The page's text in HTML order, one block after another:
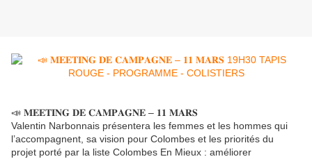
📣 𝐌𝐄𝐄𝐓𝐈𝐍𝐆 𝐃𝐄 𝐂𝐀𝐌𝐏𝐀𝐆𝐍𝐄 – 𝟏𝟏 𝐌𝐀𝐑𝐒
Valentin Narbonnais présentera les femmes et les hommes qui
l’accompagnent, sa vision pour Colombes et les priorités du
projet porté par la liste Colombes En Mieux : améliorer